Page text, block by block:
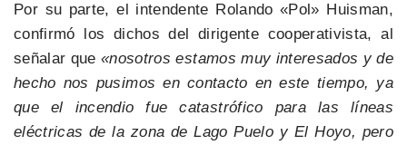
Por su parte, el intendente Rolando «Pol» Huisman,
confirmó los dichos del dirigente cooperativista, al
señalar que«nosotros estamos muy interesados y de
hecho nos pusimos en contacto en este tiempo, ya
que el incendio fue catastrófico para las líneas
eléctricas de la zona de Lago Puelo y El Hoyo, pero